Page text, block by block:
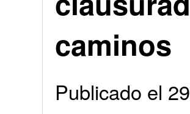
caminos
Publicado el